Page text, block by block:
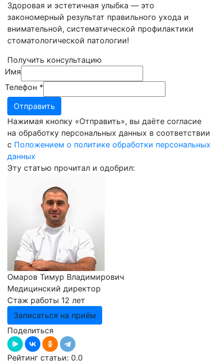
Здоровая и эстетичная улыбка — это
закономерный результат правильного ухода и
внимательной, систематической профилактики
стоматологической патологии!
Получить консультацию
Имя
Телефон *
Нажимая кнопку «Отправить», вы даёте согласие
на обработку персональных данных в соответствии
с Положением о политике обработки персональных
данных
Эту статью прочитал и одобрил:
Омаров Тимур Владимирович
Медицинский директор
Стаж работы 12 лет
Записаться на приём
Поделиться
Рейтинг статьи: 0.0